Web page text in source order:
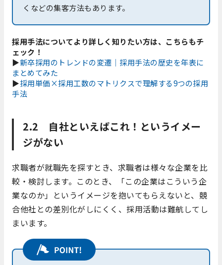
くなどの集客方法もあります。
採用手法についてより詳しく知りたい方は、こちらもチ
ェック！
▶新卒採用のトレンドの変遷｜採用手法の歴史を年表に
まとめてみた
▶採用単価×採用工数のマトリクスで理解する9つの採用
手法
2.2 自社といえばこれ！というイメー
ジがない
求職者が就職先を探すとき、求職者は様々な企業を比
較・検討します。このとき、「この企業はこういう企
業なのか」というイメージを抱いてもらえないと、競
合他社との差別化がしにくく、採用活動は難航してし
まいます。